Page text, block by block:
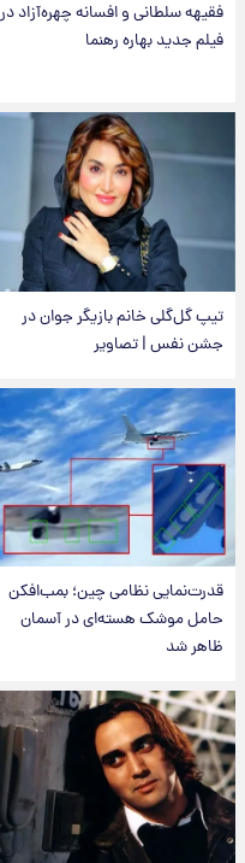
فقیهه سلطانی و افسانه چهره‌آزاد در
فیلم جدید بهاره رهنما
تیپ گل‌گلی خانم بازیگر جوان در
جشن نفس | تصاویر
قدرت‌نمایی نظامی چین؛ بمب‌افکن
حامل موشک هسته‌ای در آسمان
ظاهر شد